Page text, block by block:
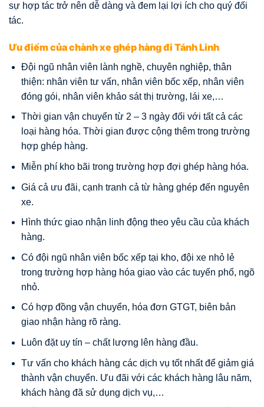
sự hợp tác trở nên dễ dàng và đem lại lợi ích cho quý đối
tác.
Ưu điểm của chành xe ghép hàng đi Tánh Linh
Đội ngũ nhân viên lành nghề, chuyên nghiệp, thân
thiện: nhân viên tư vấn, nhân viên bốc xếp, nhân viên
đóng gói, nhân viên khảo sát thị trường, lái xe,…
Thời gian vận chuyển từ 2 – 3 ngày đối với tất cả các
loại hàng hóa. Thời gian được cộng thêm trong trường
hợp ghép hàng.
Miễn phí kho bãi trong trường hợp đợi ghép hàng hóa.
Giá cả ưu đãi, cạnh tranh cả từ hàng ghép đến nguyên
xe.
Hình thức giao nhận linh động theo yêu cầu của khách
hàng.
Có đội ngũ nhân viên bốc xếp tại kho, đội xe nhỏ lẻ
trong trường hợp hàng hóa giao vào các tuyến phố, ngõ
nhỏ.
Có hợp đồng vận chuyển, hóa đơn GTGT, biên bản
giao nhận hàng rõ ràng.
Luôn đặt uy tín – chất lượng lên hàng đầu.
Tư vấn cho khách hàng các dịch vụ tốt nhất để giảm giá
thành vận chuyển. Ưu đãi với các khách hàng lâu năm,
khách hàng đã sử dụng dịch vụ,…